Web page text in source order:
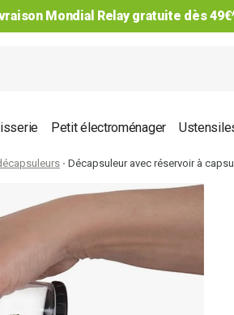
Mondial Relay gratuite dès
Petit électroménager
Décapsuleur avec réservoir à